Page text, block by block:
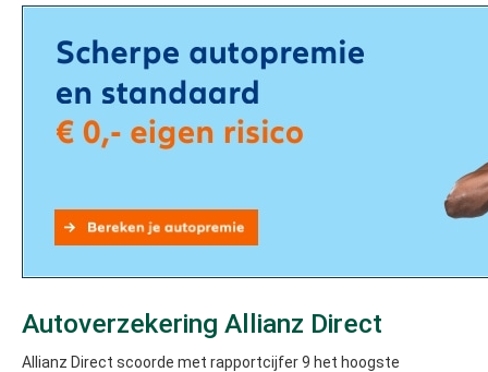
Autoverzekering Allianz Direct
Allianz Direct scoorde met rapportcijfer 9 het hoogste